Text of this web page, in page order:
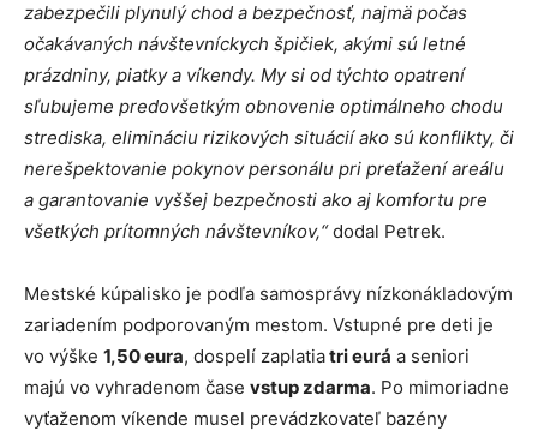
zabezpečili plynulý chod a bezpečnosť, najmä počas
očakávaných návštevníckych špičiek, akými sú letné
prázdniny, piatky a víkendy. My si od týchto opatrení
sľubujeme predovšetkým obnovenie optimálneho chodu
strediska, elimináciu rizikových situácií ako sú konflikty, či
nerešpektovanie pokynov personálu pri preťažení areálu
a garantovanie vyššej bezpečnosti ako aj komfortu pre
všetkých prítomných návštevníkov,“dodal Petrek.
Mestské kúpalisko je podľa samosprávy nízkonákladovým
zariadením podporovaným mestom. Vstupné pre deti je
vo výške 1,50 eura, dospelí zaplatiatri eurá a seniori
majú vo vyhradenom čase vstup zdarma. Po mimoriadne
vyťaženom víkende musel prevádzkovateľ bazény